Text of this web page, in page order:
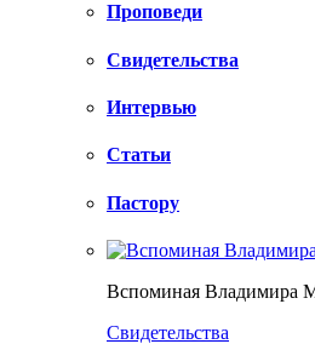
Проповеди
Свидетельства
Интервью
Статьи
Пастору
Вспоминая Владимира
Свидетельства